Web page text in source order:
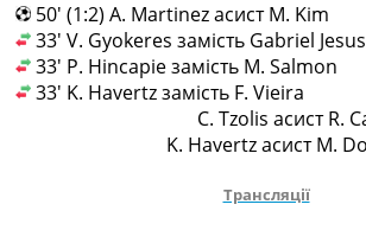
50' (1:2) A. Martinez асист M. Kim
33' V. Gyokeres замість Gabriel Jesus
33' P. Hincapie замість M. Salmon
33' K. Havertz замість F. Vieira
Трансляції